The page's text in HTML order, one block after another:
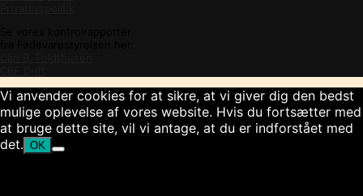
Vi anvender cookies for at sikre, at vi giver dig den bedst
mulige oplevelse af vores website. Hvis du fortsætter med
at bruge dette site, vil vi antage, at du er indforstået med
det. OK